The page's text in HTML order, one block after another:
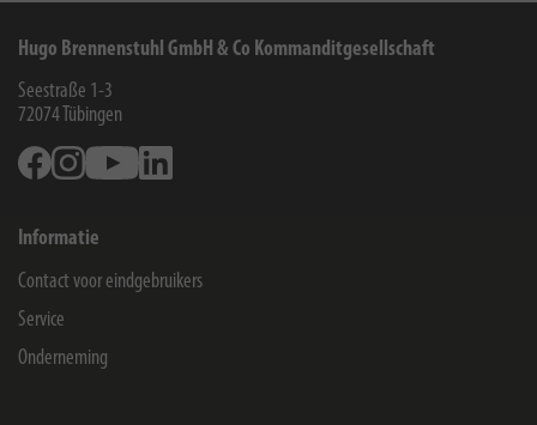
Hugo Brennenstuhl GmbH & Co Kommanditgesellschaft
Seestraße 1-3
72074 Tübingen
FacebookInstagramYoutube
Informatie
Contact voor eindgebruikers
Service
Onderneming